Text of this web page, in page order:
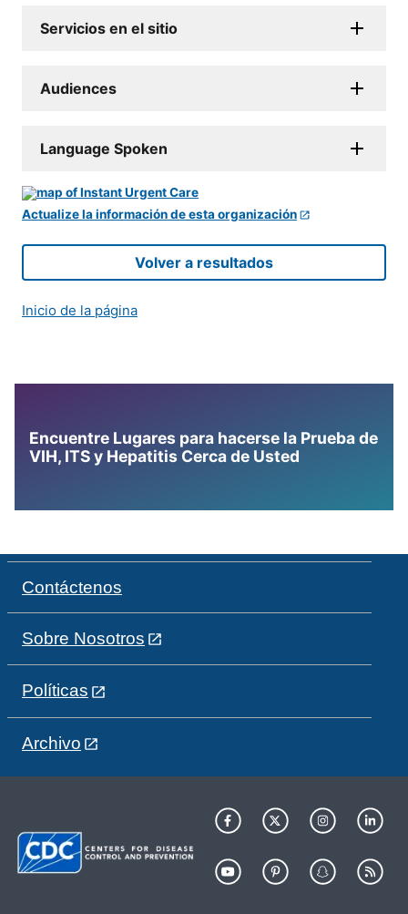
Servicios en el sitio
Audiences
Language Spoken
Actualize la información de esta organización
Volver a resultados
Inicio de la página
Encuentre Lugares para hacerse la Prueba de
VIH, ITS y Hepatitis Cerca de Usted
Contáctenos
Sobre Nosotros
Políticas
Archivo